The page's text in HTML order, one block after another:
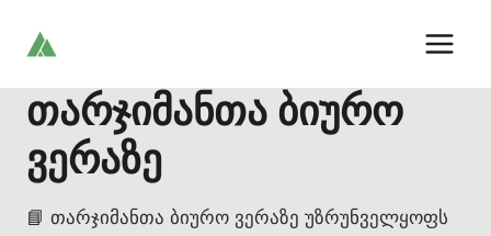
თარჯიმანთა ბიურო
ვერაზე
📘 თარჯიმანთა ბიურო ვერაზე უზრუნველყოფს